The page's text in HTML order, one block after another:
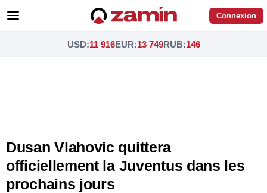
Connexion
USD:11 916EUR:13 749RUB:146
Dusan Vlahovic quittera
officiellement la Juventus dans les
prochains jours